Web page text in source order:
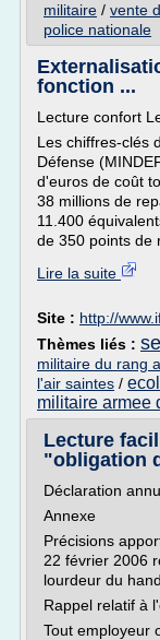
militaire / vente
police nationale
fonction ...
Lecture confort
Les chiffres-clés
Défense
d'euros de coût
38 millions de
11.400
de 350 points de
Lire la suite
Site : http://
Thèmes liés :
militaire du rang
l'air saintes /
militaire armee
Lecture
"obligation
Déclaration
Annexe
Précisions
22 février 2006
lourdeur du
Rappel relatif à
Tout employeur